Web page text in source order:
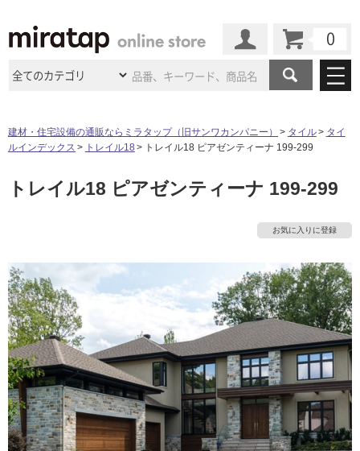
商品カテゴリ
キッチン 浴室（風呂・
トイレ
扉
エクステリア （外構）
ウッドデッキ フローリング・床材
収納 インテリア・家具
照明 ペット用品
内装用建材 パネル・壁材
施工事例
施工事例 法人案件納入事例
インタビュー
店舗・施設事例
ショールーム
ショールーム
ショールーム ショールーム
名古屋ショールーム 京都ショールーム
福岡ショールーム 札幌スマートショールー
ム
横浜スマートショールー
ム
ウェルビーみのおHDC
BOX
サポート
ご利用ガイド 初めての方へ
よくある質問 お問い合わせ
修理お問い合わせ クレーム公開
説明書・図面検索 水まわり 3年保証
その他サービス
ミラタップと
創る家
ASOLIE
工事会社紹介Coziコンシ
ェルジュ
自分らしい家づくり
SUVACO
最高のリノベ会社がみつ
かるリノベりす
建材・住宅設備の通販ならミラタップ（旧サンワカンパニー） タイル
タイ
ルインデックス
トレイル18 トレイル18 ピアゼンティーナ 199-299
トレイル18 ピアゼンティーナ 199-299
お気に入りに登録